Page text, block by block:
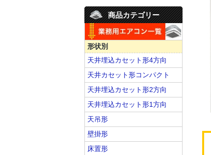
商品カテゴリー
形状別
天井埋込カセット形4方向
天井カセット形コンパクト
天井埋込カセット形2方向
天井埋込カセット形1方向
天吊形
壁掛形
床置形